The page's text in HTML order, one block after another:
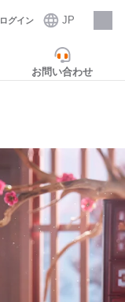
ログイン JP
採用情報
お問い合わせ